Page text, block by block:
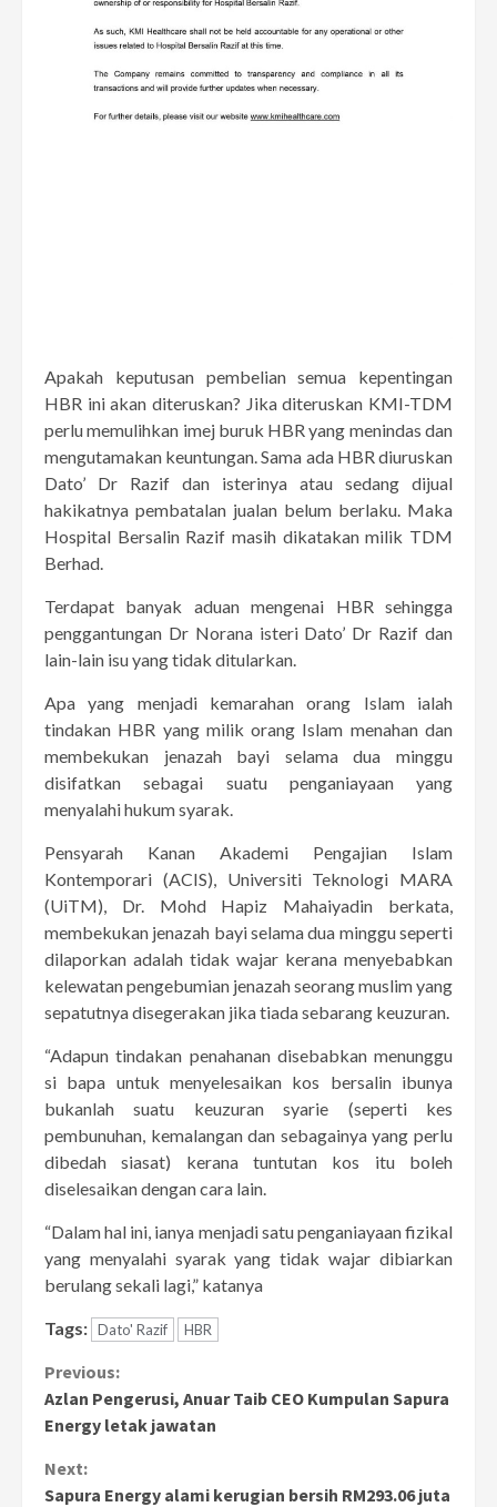
Apakah keputusan pembelian semua kepentingan
HBR ini akan diteruskan? Jika diteruskan KMI-TDM
perlu memulihkan imej buruk HBR yang menindas dan
mengutamakan keuntungan. Sama ada HBR diuruskan
Dato’ Dr Razif dan isterinya atau sedang dijual
hakikatnya pembatalan jualan belum berlaku. Maka
Hospital Bersalin Razif masih dikatakan milik TDM
Berhad.
Terdapat banyak aduan mengenai HBR sehingga
penggantungan Dr Norana isteri Dato’ Dr Razif dan
lain-lain isu yang tidak ditularkan.
Apa yang menjadi kemarahan orang Islam ialah
tindakan HBR yang milik orang Islam menahan dan
membekukan jenazah bayi selama dua minggu
disifatkan sebagai suatu penganiayaan yang
menyalahi hukum syarak.
Pensyarah Kanan Akademi Pengajian Islam
Kontemporari (ACIS), Universiti Teknologi MARA
(UiTM), Dr. Mohd Hapiz Mahaiyadin berkata,
membekukan jenazah bayi selama dua minggu seperti
dilaporkan adalah tidak wajar kerana menyebabkan
kelewatan pengebumian jenazah seorang muslim yang
sepatutnya disegerakan jika tiada sebarang keuzuran.
“Adapun tindakan penahanan disebabkan menunggu
si bapa untuk menyelesaikan kos bersalin ibunya
bukanlah suatu keuzuran syarie (seperti kes
pembunuhan, kemalangan dan sebagainya yang perlu
dibedah siasat) kerana tuntutan kos itu boleh
diselesaikan dengan cara lain.
“Dalam hal ini, ianya menjadi satu penganiayaan fizikal
yang menyalahi syarak yang tidak wajar dibiarkan
berulang sekali lagi,” katanya
Tags: Dato' Razif HBR
Continue
Reading
Previous:
Azlan Pengerusi, Anuar Taib CEO Kumpulan Sapura
Energy letak jawatan
Next:
Sapura Energy alami kerugian bersih RM293.06 juta